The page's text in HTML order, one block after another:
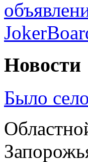
Новости
Было